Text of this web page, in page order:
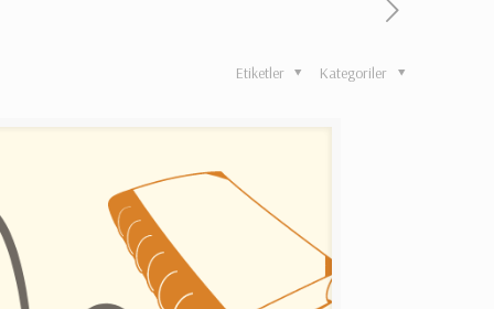
Kategoriler
Etiketler